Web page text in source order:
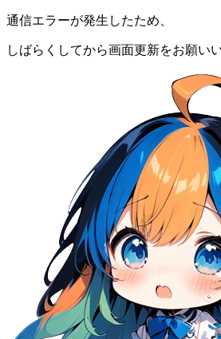
通信エラーが発生したため、
しばらくしてから画面更新をお願い